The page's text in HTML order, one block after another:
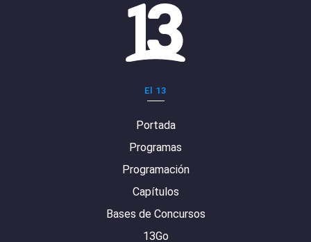
El 13
Portada
Programas
Programación
Capítulos
Bases de Concursos
13Go